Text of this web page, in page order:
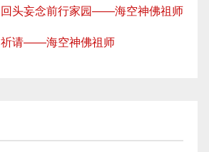
回头妄念前行家园——海空神佛祖师
祈请——海空神佛祖师